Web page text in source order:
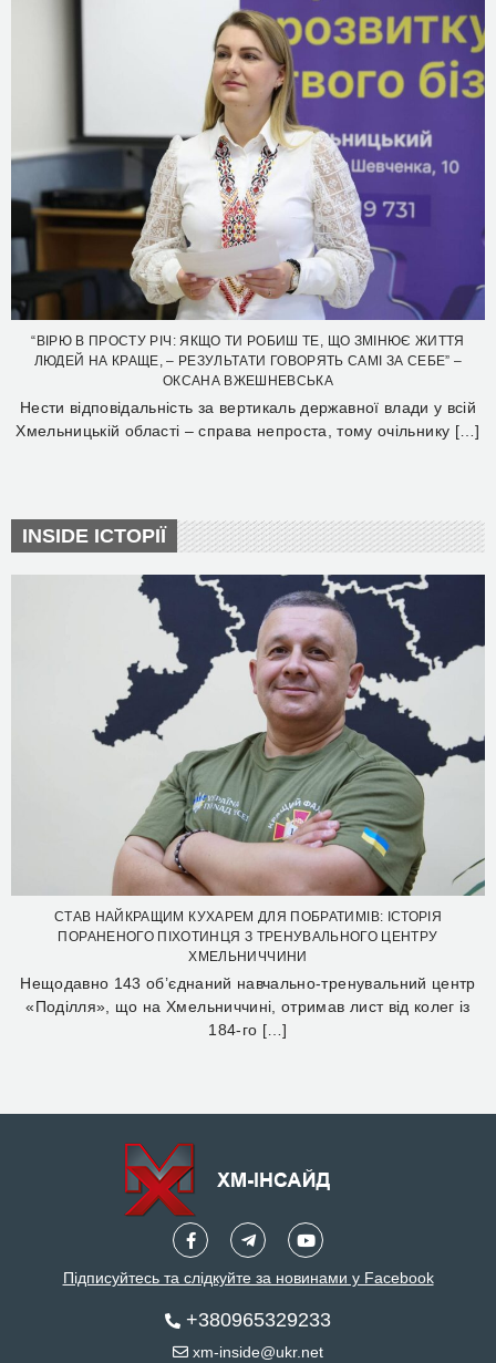
“ВІРЮ В ПРОСТУ РІЧ: ЯКЩО ТИ РОБИШ ТЕ, ЩО ЗМІНЮЄ ЖИТТЯ
ЛЮДЕЙ НА КРАЩЕ, – РЕЗУЛЬТАТИ ГОВОРЯТЬ САМІ ЗА СЕБЕ” –
ОКСАНА ВЖЕШНЕВСЬКА
Нести відповідальність за вертикаль державної влади у всій
Хмельницькій області – справа непроста, тому очільнику […]
INSIDE ІСТОРІЇ
СТАВ НАЙКРАЩИМ КУХАРЕМ ДЛЯ ПОБРАТИМІВ: ІСТОРІЯ
ПОРАНЕНОГО ПІХОТИНЦЯ З ТРЕНУВАЛЬНОГО ЦЕНТРУ
ХМЕЛЬНИЧЧИНИ
Нещодавно 143 об’єднаний навчально-тренувальний центр
«Поділля», що на Хмельниччині, отримав лист від колег із
184-го […]
Підписуйтесь та слідкуйте за новинами у Facebook
+380965329233
xm-inside@ukr.net